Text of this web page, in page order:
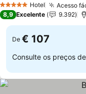
5 Estrelas Hotel Acesso
8,9 Excelente 9.392
De € 107
Consulte os preços de